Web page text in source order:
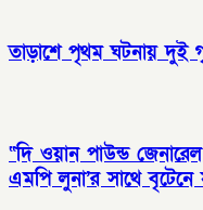
তাড়াশে পৃথম ঘটনায় দুই
“দি ওয়ান পাউন্ড
এমপি লুনা’র সা‌থে বৃটেনে